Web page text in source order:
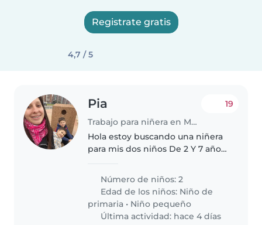
Registrate gratis
4,7 / 5
Pia
Trabajo para niñera en Montevideo
19
Hola estoy buscando una niñera
para mis dos niños De 2 Y 7 años
sus actividades escolares y cubrir
algún día que no tengan clases,
vivo en en centro..
Número de niños: 2
Edad de los niños: Niño de
primaria • Niño pequeño
Última actividad: hace 4 días